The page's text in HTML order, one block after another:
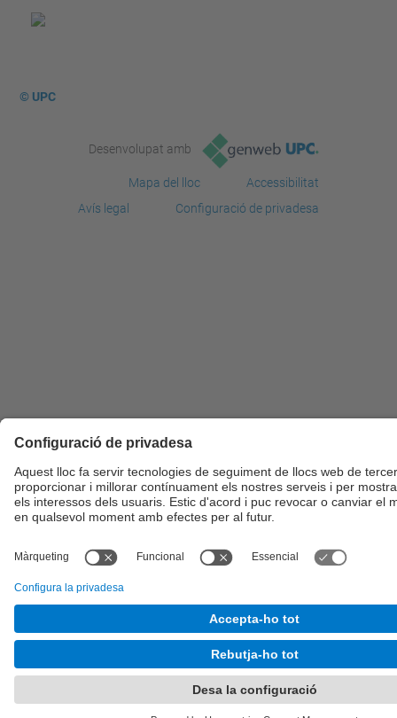
© UPC
Desenvolupat amb
Mapa del lloc
Accessibilitat
Avís legal
Configuració de privadesa